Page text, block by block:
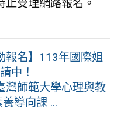
受理網路報名。
報名】113年國際姐
中！
灣師範大學心理與教
導向課 ...